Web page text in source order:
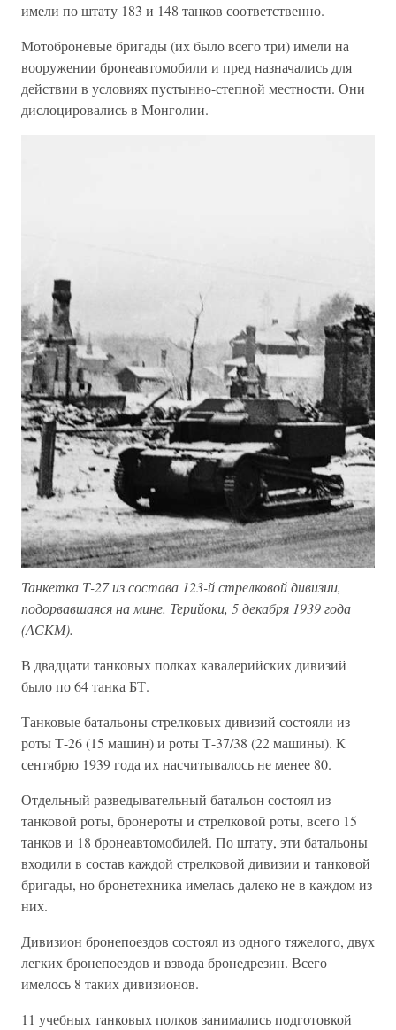
имели по штату 183 и 148 танков соответственно.
Мотоброневые бригады (их было всего три) имели на
вооружении бронеавтомобили и пред назначались для
действии в условиях пустынно-степной местности. Они
дислоцировались в Монголии.
Танкетка Т-27 из состава 123-й стрелковой дивизии,
подорвавшаяся на мине. Терийоки, 5 декабря 1939 года
(АСКМ).
В двадцати танковых полках кавалерийских дивизий
было по 64 танка БТ.
Танковые батальоны стрелковых дивизий состояли из
роты Т-26 (15 машин) и роты Т-37/38 (22 машины). К
сентябрю 1939 года их насчитывалось не менее 80.
Отдельный разведывательный батальон состоял из
танковой роты, бронероты и стрелковой роты, всего 15
танков и 18 бронеавтомобилей. По штату, эти батальоны
входили в состав каждой стрелковой дивизии и танковой
бригады, но бронетехника имелась далеко не в каждом из
них.
Дивизион бронепоездов состоял из одного тяжелого, двух
легких бронепоездов и взвода бронедрезин. Всего
имелось 8 таких дивизионов.
11 учебных танковых полков занимались подготовкой